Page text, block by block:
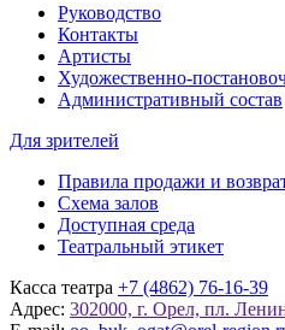
Руководство
Контакты
Артисты
Художественно-
Административный состав
Для зрителей
Правила продажи и
Схема залов
Доступная среда
Театральный этикет
Касса театра +7 (4862) 76-16-39
Адрес: 302000, г. Орел, пл.